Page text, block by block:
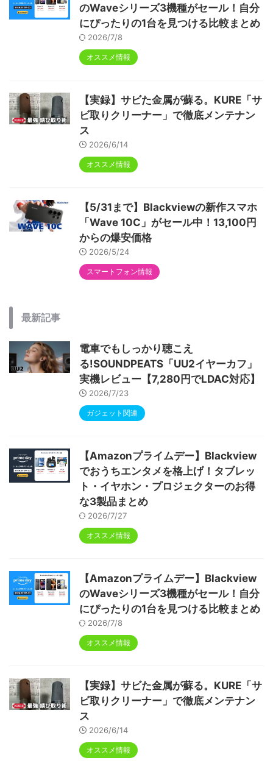
のWaveシリーズ3機種がセール！自分
にぴったりの1台を見つける比較まとめ
2026/7/8
オススメ情報
【実録】サビた金属が蘇る。KURE「サ
ビ取りクリーナー」で徹底メンテナン
ス
2026/6/14
オススメ情報
【5/31まで】Blackviewの新作スマホ
「Wave 10C」がセール中！13,100円
からの爆安価格
2026/5/24
スマートフォン情報
最新記事
電車でもしっかり聴こえ
る!SOUNDPEATS「UU2イヤーカフ」
実機レビュー【7,280円でLDAC対応】
2026/7/23
ガジェット関連
【Amazonプライムデー】Blackview
でおうちエンタメを格上げ！タブレッ
ト・イヤホン・プロジェクターのお得
な3製品まとめ
2026/7/27
オススメ情報
【Amazonプライムデー】Blackview
のWaveシリーズ3機種がセール！自分
にぴったりの1台を見つける比較まとめ
2026/7/8
オススメ情報
【実録】サビた金属が蘇る。KURE「サ
ビ取りクリーナー」で徹底メンテナン
ス
2026/6/14
オススメ情報